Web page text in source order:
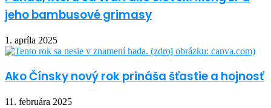
jeho bambusové grimasy
1. apríla 2025
Ako Čínsky nový rok prináša šťastie a hojnosť
11. februára 2025